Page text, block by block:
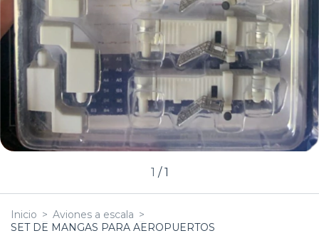
1 /1
Inicio > Aviones a escala >
SET DE MANGAS PARA AEROPUERTOS